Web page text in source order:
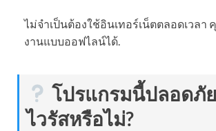
ไม่จำเป็นต้องใช้อินเทอร์เน็ตตลอดเวลา
งานแบบออฟไลน์ได้.
โปรแกรมนี้ปลอดภั
ไวรัสหรือไม่?